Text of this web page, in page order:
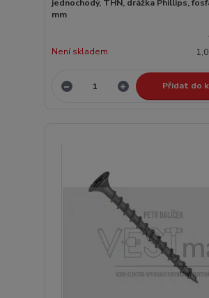
jednochodý, THN, drážka Phillips,
mm
Není skladem
Přidat do